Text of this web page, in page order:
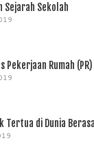
Sejarah Sekolah
Pekerjaan Rumah
Tertua di Dunia